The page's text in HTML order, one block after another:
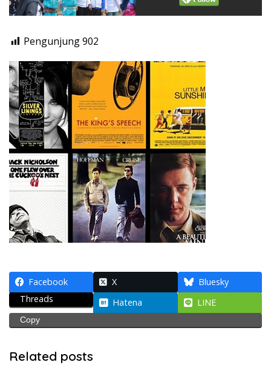
Pengunjung902
Facebook X
Bluesky
Threads
Hatena LINE
Copy
Related posts